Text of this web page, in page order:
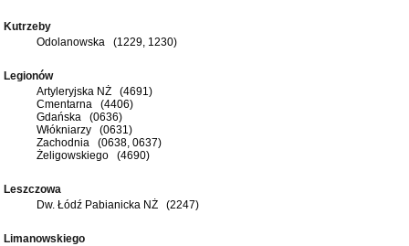
Kutrzeby
Odolanowska (1229, 1230)
Legionów
Artyleryjska NŻ (4691)
Cmentarna (4406)
Gdańska (0636)
Włókniarzy (0631)
Zachodnia (0638, 0637)
Żeligowskiego (4690)
Leszczowa
Dw. Łódź Pabianicka NŻ (2247)
Limanowskiego